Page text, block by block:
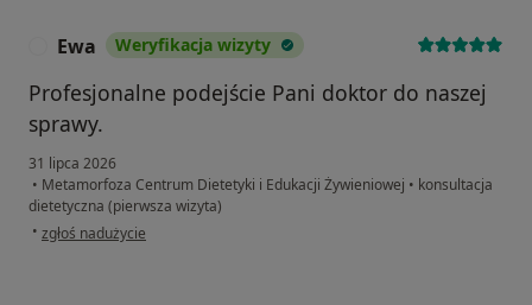
Ewa Weryfikacja wizyty
Profesjonalne podejście Pani doktor do naszej
sprawy.
31 lipca 2026
• Metamorfoza Centrum Dietetyki i Edukacji Żywieniowej • konsultacja
dietetyczna (pierwsza wizyta)
• w opinii użytkownika Ewa
zgłoś nadużycie